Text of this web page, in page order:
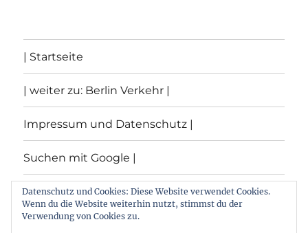
| Startseite
| weiter zu: Berlin Verkehr |
Impressum und Datenschutz |
Suchen mit Google |
Themen
Datenschutz und Cookies: Diese Website verwendet Cookies.
Wenn du die Website weiterhin nutzt, stimmst du der
Verwendung von Cookies zu.